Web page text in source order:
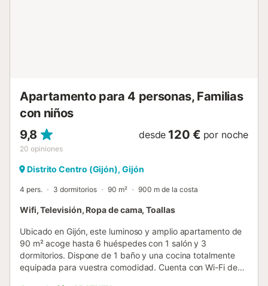
Apartamento para 4 personas, Familias
con niños
9,8
20 opiniones
desde 120 € por noche
Distrito Centro (Gijón), Gijón
4 pers. 3 dormitorios 90 m² 900 m de la costa
Wifi, Televisión, Ropa de cama, Toallas
Ubicado en Gijón, este luminoso y amplio apartamento de
90 m² acoge hasta 6 huéspedes con 1 salón y 3
dormitorios. Dispone de 1 baño y una cocina totalmente
equipada para vuestra comodidad. Cuenta con Wi-Fi de